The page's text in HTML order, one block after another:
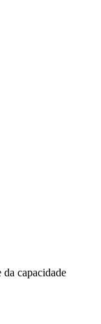
capacidade